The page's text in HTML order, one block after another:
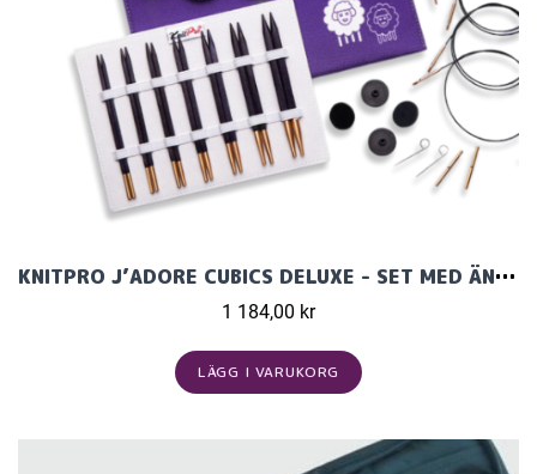
KNITPRO J’ADORE CUBICS DELUXE - SET MED ÄNDSTICKOR (7 PAR, 13 CM)
1 184,00 kr
LÄGG I VARUKORG